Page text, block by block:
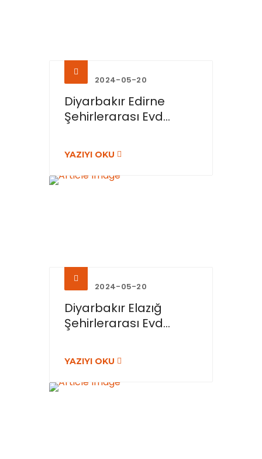
2024-05-20
Diyarbakır Edirne
Şehirlerarası Evd...
YAZIYI OKU
2024-05-20
Diyarbakır Elazığ
Şehirlerarası Evd...
YAZIYI OKU